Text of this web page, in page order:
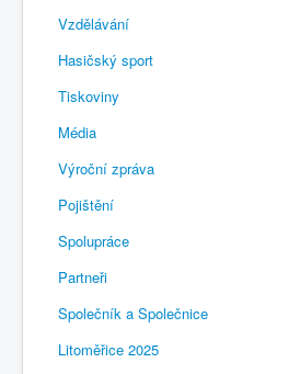
Vzdělávání
Hasičský sport
Tiskoviny
Média
Výroční zpráva
Pojištění
Spolupráce
Partneři
Společník a Společnice
Litoměřice 2025